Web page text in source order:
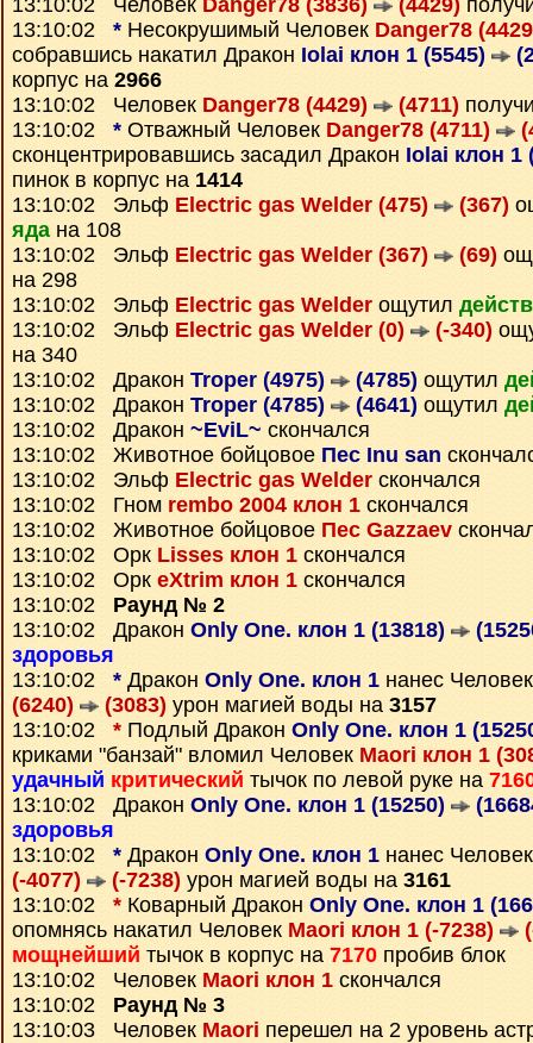
13:10:02 Человек Danger78 (3836) (4429)
13:10:02 * Несокрушимый Человек Danger78
собравшись накатил Дракон Iolai клон 1 (5545)
корпус на 2966
13:10:02 Человек Danger78 (4429) (4711)
13:10:02 * Отважный Человек Danger78 (4711)
сконцентрировавшись засадил Дракон Iolai клон 1
пинок в корпус на 1414
13:10:02 Эльф Electric gas Welder (475) (367)
яда на 108
13:10:02 Эльф Electric gas Welder (367) (69)
на 298
13:10:02 Эльф Electric gas Welder ощутил
13:10:02 Эльф Electric gas Welder (0) (-340)
на 340
13:10:02 Дракон Troper (4975) (4785) ощутил
13:10:02 Дракон Troper (4785) (4641) ощутил
13:10:02 Дракон ~EviL~ скончался
13:10:02 Животное бойцовое Пес Inu san
13:10:02 Эльф Electric gas Welder скончался
13:10:02 Гном rembo 2004 клон 1 скончался
13:10:02 Животное бойцовое Пес Gazzaev
13:10:02 Орк Lisses клон 1 скончался
13:10:02 Орк eXtrim клон 1 скончался
13:10:02 Раунд № 2
13:10:02 Дракон Only One. клон 1 (13818)
здоровья
13:10:02 * Дракон Only One. клон 1 нанес
(6240)
(3083) урон магией воды на 3157
13:10:02 * Подлый Дракон Only One. клон 1
криками "банзай" вломил Человек Maori клон 1
удачный критический тычок по левой руке на
13:10:02 Дракон Only One. клон 1 (15250)
здоровья
13:10:02 * Дракон Only One. клон 1 нанес
(-4077)
(-7238) урон магией воды на 3161
13:10:02 * Коварный Дракон Only One. клон 1
опомнясь накатил Человек Maori клон 1 (-7238)
мощнейший тычок в корпус на 7170 пробив блок
13:10:02 Человек Maori клон 1 скончался
13:10:02 Раунд № 3
13:10:03 Человек Maori перешел на 2 уровень